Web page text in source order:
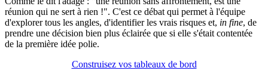
réunion qui ne sert à rien !". C'est ce débat qui permet à l'équipe
d'explorer tous les angles, d'identifier les vrais risques et, in fine, de
prendre une décision bien plus éclairée que si elle s'était contentée
de la première idée polie.
Construisez vos tableaux de bord